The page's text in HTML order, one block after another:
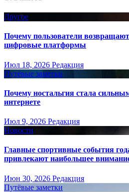
Другое
Почему пользователи
цифровые платформы
Июл 18, 2026 Редакция
Путёвые заметки
Почему ностальгия стала
интернете
Июл 9, 2026 Редакция
Новости
Главные спортивные события
привлекают наибольшее
Июн 30, 2026 Редакция
Путёвые заметки